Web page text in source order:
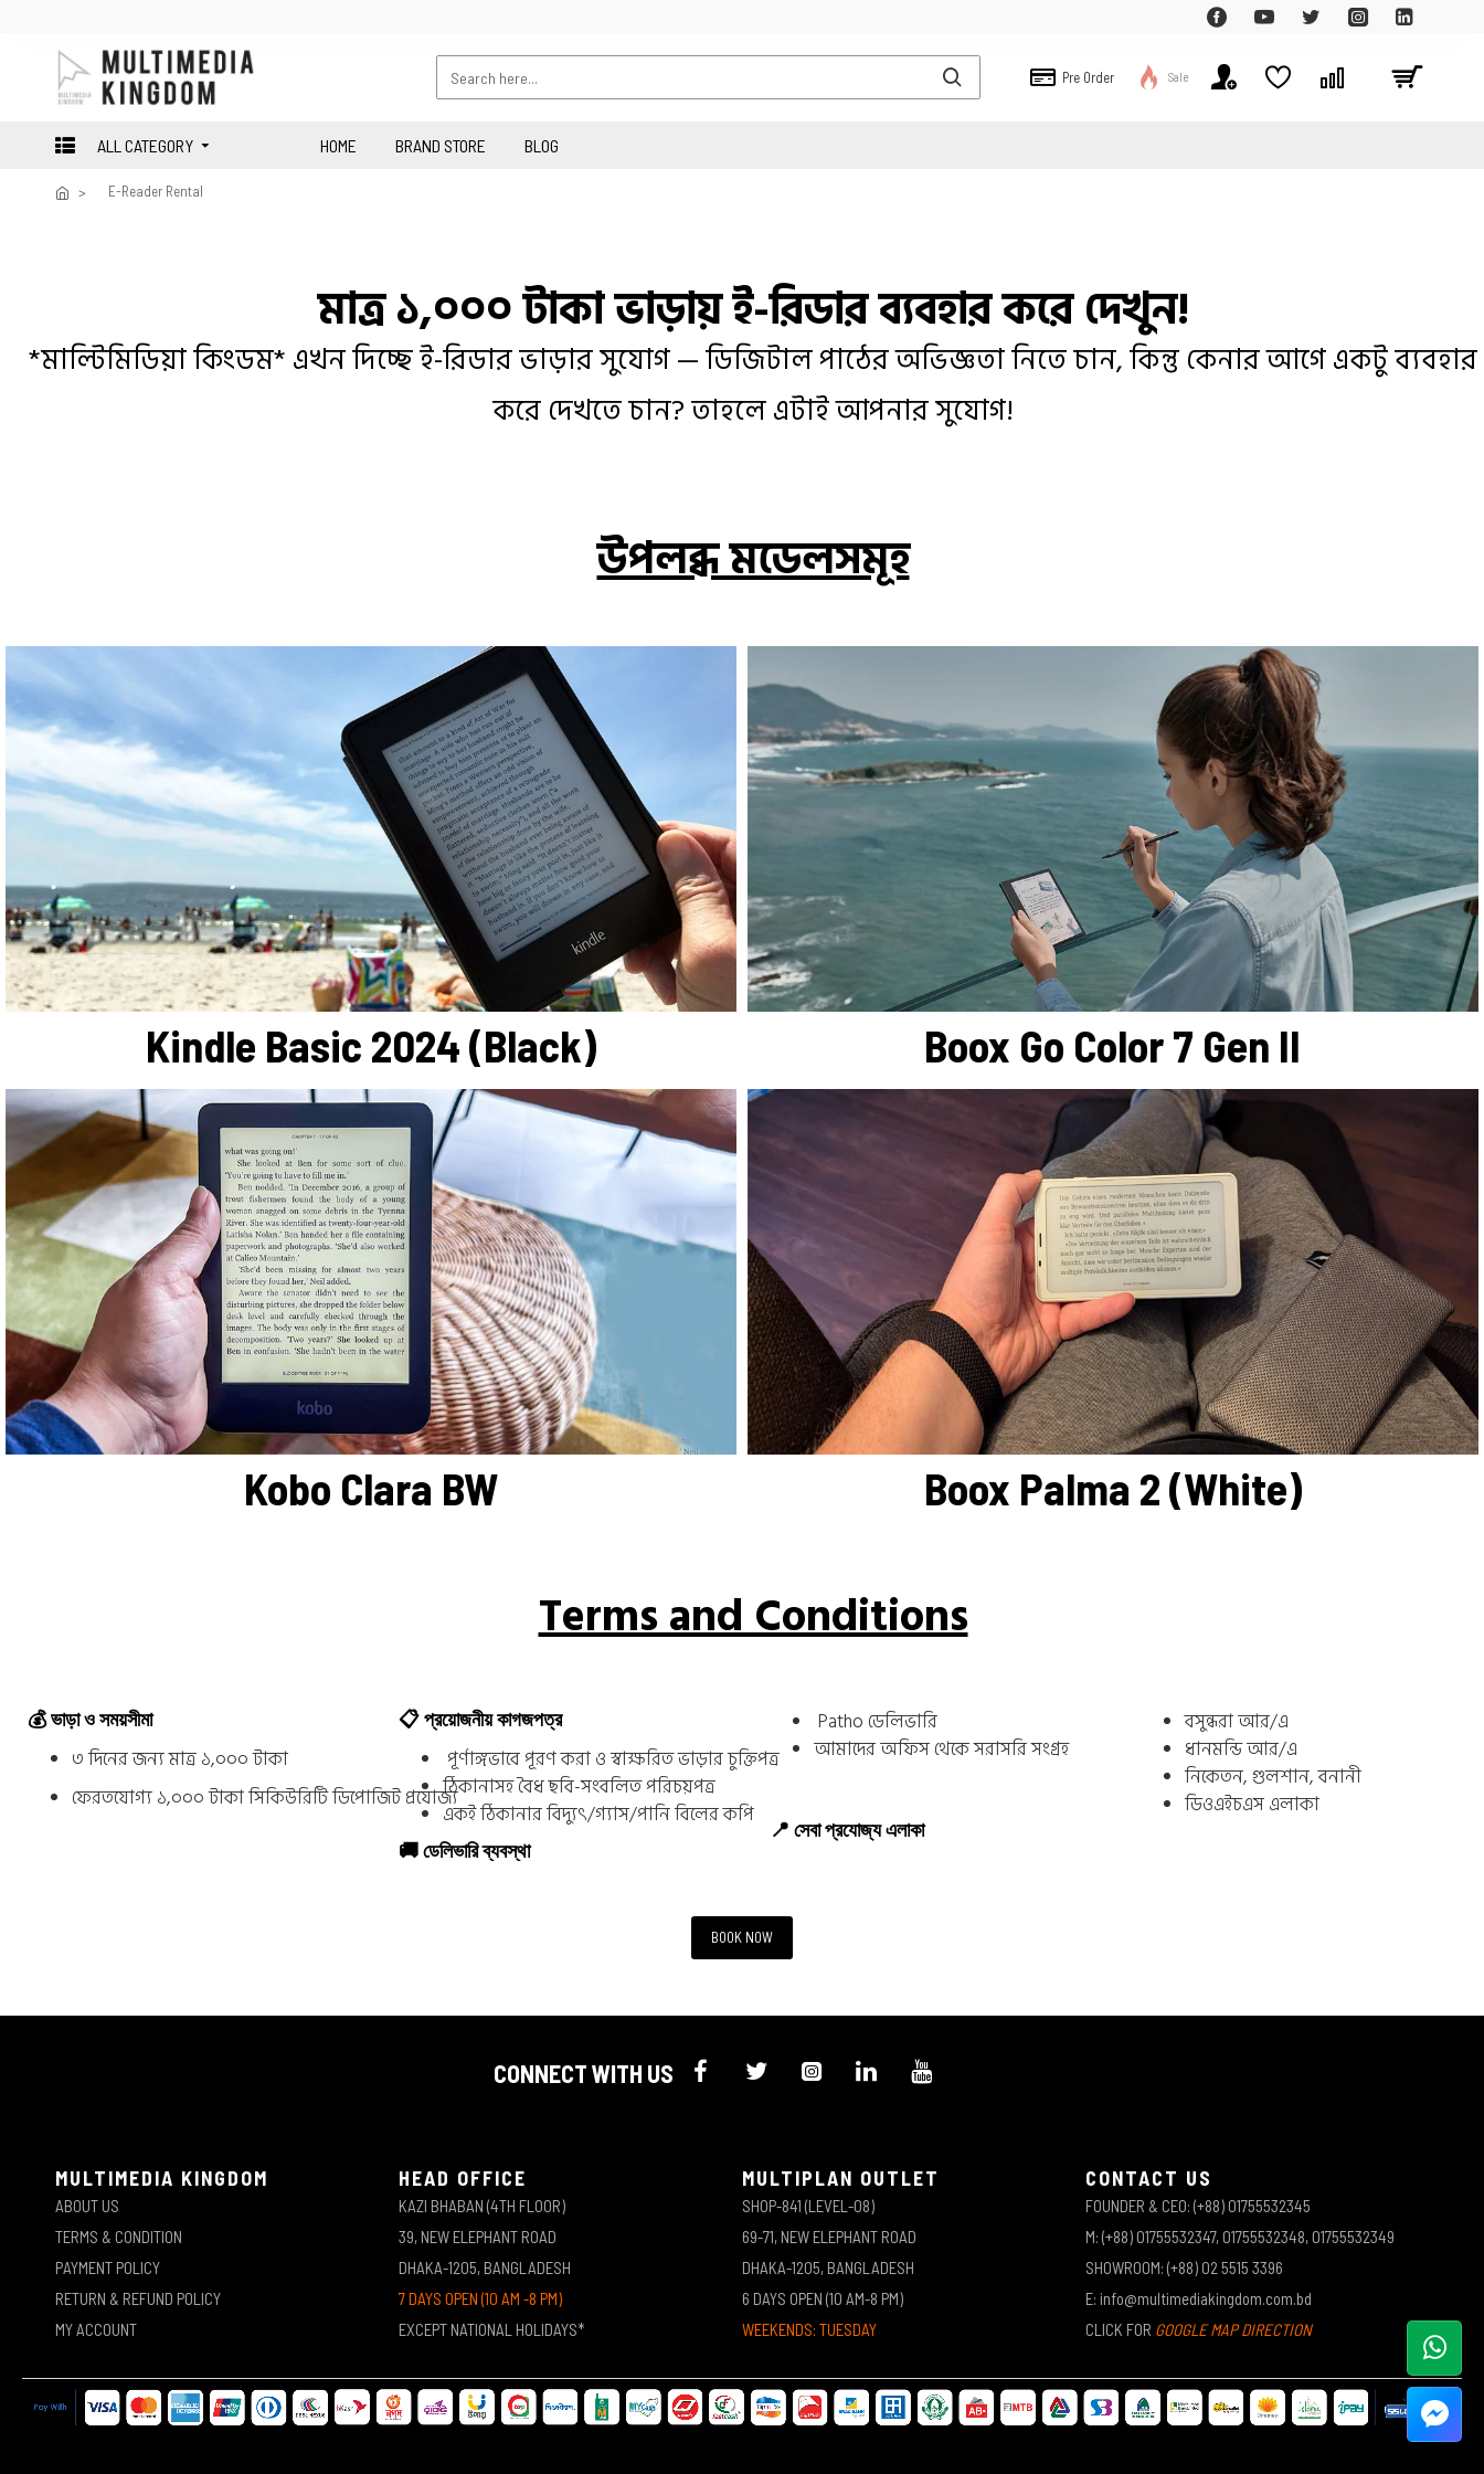
Pre Order Sale
ALL CATEGORY HOME BRAND STORE BLOG
E-Reader Rental
মাত্র ১,০০০ টাকা ভাড়ায় ই-রিডার ব্যবহার করে দেখুন!
*মাল্টিমিডিয়া কিংডম* এখন দিচ্ছে ই-রিডার ভাড়ার সুযোগ — ডিজিটাল পাঠের অভিজ্ঞতা নিতে চান, কিন্তু কেনার আগে একটু ব্যবহার
করে দেখতে চান? তাহলে এটাই আপনার সুযোগ!
উপলব্ধ মডেলসমূহ
Kindle Basic 2024 (Black) Boox Go Color 7 Gen II
Kobo Clara BW Boox Palma 2 (White)
Terms and Conditions
💰 ভাড়া ও সময়সীমা
৩ দিনের জন্য মাত্র১,০০০ টাকা
ফেরতযোগ্য১,০০০ টাকাসিকিউরিটি ডিপোজিট প্রযোজ্য
📋 প্রয়োজনীয় কাগজপত্র
পূর্ণাঙ্গভাবে পূরণ করা ও স্বাক্ষরিত ভাড়ার চুক্তিপত্র
ঠিকানাসহ বৈধ ছবি-সংবলিত পরিচয়পত্র
একই ঠিকানার বিদ্যুৎ/গ্যাস/পানি বিলের কপি
🚚 ডেলিভারি ব্যবস্থা
Patho ডেলিভারি
আমাদের অফিস থেকে সরাসরি সংগ্রহ
📍 সেবা প্রযোজ্য এলাকা
বসুন্ধরা আর/এ
ধানমন্ডি আর/এ
নিকেতন, গুলশান, বনানী
ডিওএইচএস এলাকা
BOOK NOW
CONNECT WITH US
MULTIMEDIA KINGDOM
ABOUT US
TERMS & CONDITION
PAYMENT POLICY
RETURN & REFUND POLICY
MY ACCOUNT
HEAD OFFICE
KAZI BHABAN (4TH FLOOR)
39, NEW ELEPHANT ROAD
DHAKA-1205, BANGLADESH
7 DAYS OPEN (10 AM -8 PM)
EXCEPT NATIONAL HOLIDAYS*
MULTIPLAN OUTLET
SHOP-841 (LEVEL-08)
69-71, NEW ELEPHANT ROAD
DHAKA-1205, BANGLADESH
6 DAYS OPEN (10 AM-8 PM)
WEEKENDS: TUESDAY
CONTACT US
FOUNDER & CEO: (+88) 01755532345
M: (+88) 01755532347, 01755532348, 01755532349
SHOWROOM: (+88) 02 5515 3396
E: info@multimediakingdom.com.bd
CLICK FOR GOOGLE MAP DIRECTION